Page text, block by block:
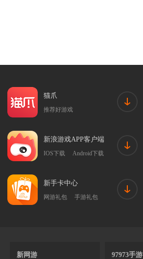
猫爪
推荐好游戏
新浪游戏APP客户端
IOS下载 Android下载
新手卡中心
网游礼包 手游礼包
新网游 97973手游